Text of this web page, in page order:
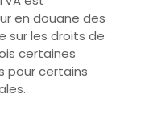
en douane des
sur les droits de
certaines
pour certains